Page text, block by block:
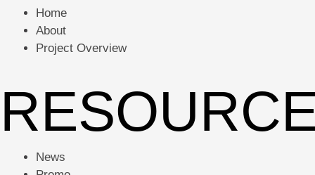
Home
About
Project Overview
News